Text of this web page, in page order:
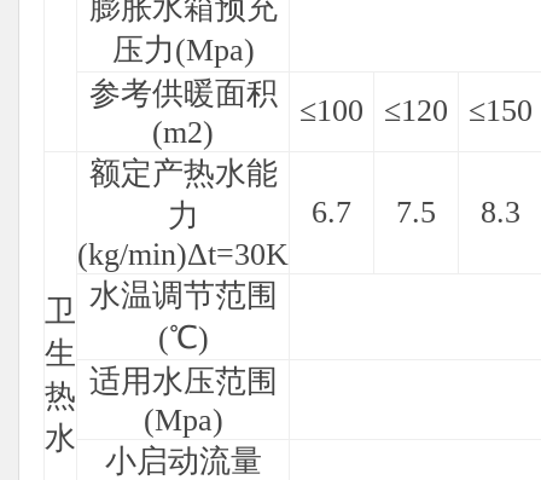
膨胀水箱预充
压力(Mpa)
参考供暖面积
(m2)
≤100 ≤120 ≤150
卫
生
热
水
额定产热水能
力
(kg/min)Δt=30K
6.7 7.5 8.3
水温调节范围
(℃)
适用水压范围
(Mpa)
小启动流量